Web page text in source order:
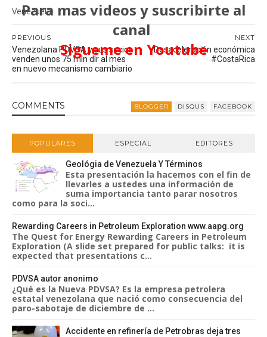
Para mas videos y suscribirte al
canal
Sigueme en Youtube
Venezuela
NEXT
Desaceleración económica
#CostaRica
PREVIOUS
Venezolana PDVSA y sus socios
venden unos 75 mln dlr al mes
en nuevo mecanismo cambiario
COMMENTS BLOGGER DISQUS FACEBOOK
POPULARES ESPECIAL EDITORES
Geológia de Venezuela Y Términos
Esta presentación la hacemos con el fin de
llevarles a ustedes una información de
suma importancia tanto parar nosotros
como para la soci...
Rewarding Careers in Petroleum Exploration www.aapg.org
The Quest for Energy Rewarding Careers in Petroleum
Exploration (A slide set prepared for public talks: it is
expected that presentations c...
PDVSA autor anonimo
¿Qué es la Nueva PDVSA? Es la empresa petrolera
estatal venezolana que nació como consecuencia del
paro-sabotaje de diciembre de ...
Accidente en refinería de Petrobras deja tres